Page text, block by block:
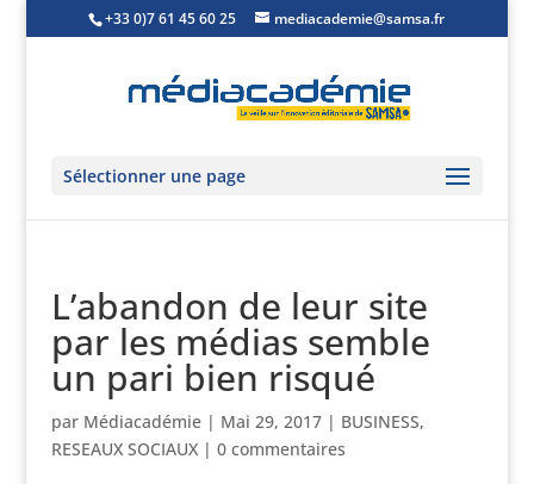
+33 0)7 61 45 60 25 mediacademie@samsa.fr
Sélectionner une page
L’abandon de leur site
par les médias semble
un pari bien risqué
par Médiacadémie| Mai 29, 2017| BUSINESS,
RESEAUX SOCIAUX| 0 commentaires